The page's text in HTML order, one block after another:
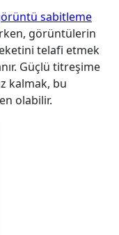
sabitleme
görüntülerin
telafi etmek
Güçlü titreşime
kalmak, bu
olabilir.